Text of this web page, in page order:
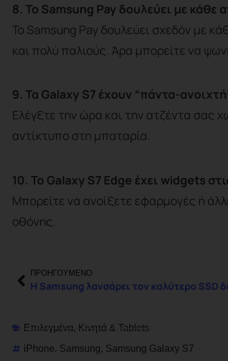
8. Το Samsung Pay δουλεύει με
Το Samsung Pay δουλεύει σχεδόν με
και πολύ παλιούς. Άρα μπορείτε να
9. Τα Galaxy S7 έχουν “πάντα-
Ελέγξτε την ώρα και την ατζέντα σας
αντίκτυπο στη μπαταρία.
10. Το Galaxy S7 Edge έχει widgets
Μπορείτε να ανοίξετε εφαρμογές ή
οθόνης.
ΠΡΟΗΓΟΥΜΕΝΟ
Επιλεγμένα, Κινητά & Tablets
iPhone, Samsung, Samsung Galaxy S7